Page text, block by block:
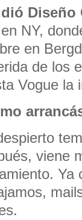
Diseño
NY,
en
de los
Vogue la
viene
Ya